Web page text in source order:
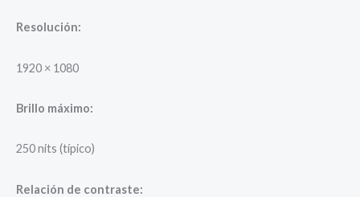
Resolución:
1920 × 1080
Brillo máximo:
250 nits (típico)
Relación de contraste: